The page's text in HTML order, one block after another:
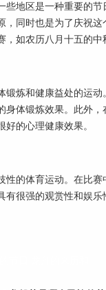
些地区是一种重要的
，同时也是为了庆祝
如农历八月十五的中
锻炼和健康益处的运
身体锻炼效果。此外
的心理健康效果。
性的体育运动。在比
有很强的观赏性和娱乐